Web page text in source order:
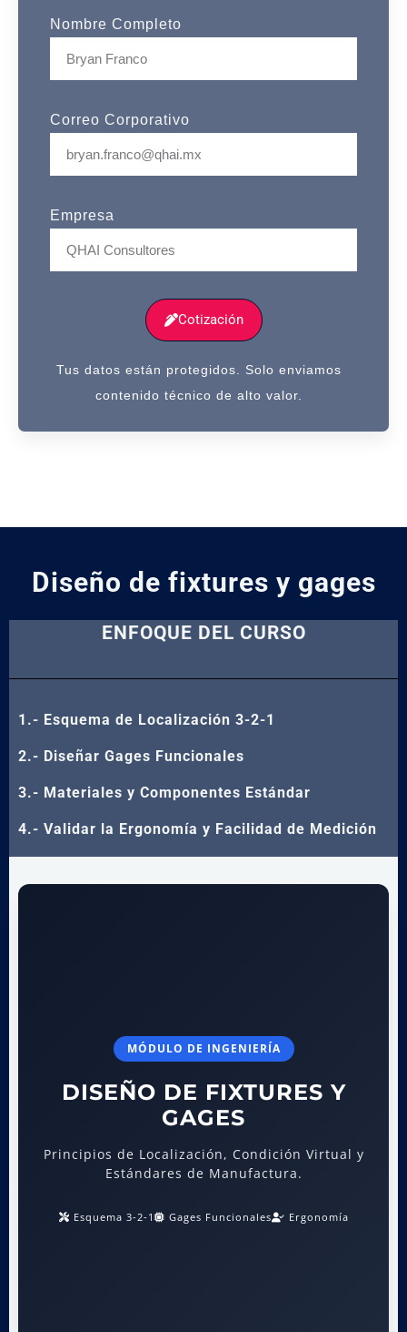
Nombre Completo
Correo Corporativo
Empresa
Cotización
Tus datos están protegidos. Solo enviamos
contenido técnico de alto valor.
Diseño de fixtures y gages
MÓDULO DE INGENIERÍA
DISEÑO DE FIXTURES Y
GAGES
Principios de Localización, Condición Virtual y
Estándares de Manufactura.
Esquema 3-2-1 Gages Funcionales Ergonomía
ENFOQUE DEL CURSO
1.- Esquema de Localización 3-2-1
2.- Diseñar Gages Funcionales
3.- Materiales y Componentes Estándar
4.- Validar la Ergonomía y Facilidad de Medición